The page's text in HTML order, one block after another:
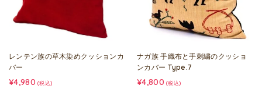
レンテン族の草木染めクッションカ
バー
¥4,980 (税込)
ナガ族 手織布と手刺繍のクッショ
ンカバー Type.7
¥4,800 (税込)